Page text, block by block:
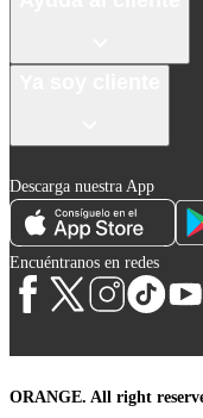
Descarga nuestra App
Encuéntranos en redes
ORANGE. All right